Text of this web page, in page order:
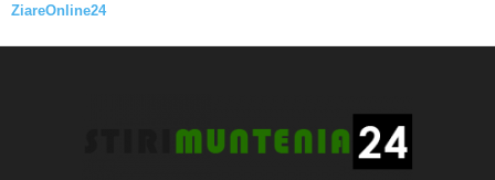
ZiareOnline24